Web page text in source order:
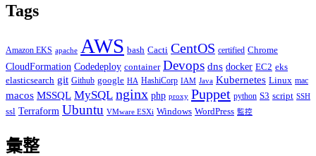
Tags
Amazon EKS apache AWS bash Cacti CentOS certified Chrome
CloudFormation Codedeploy container Devops dns docker EC2 eks
elasticsearch git Github google HA HashiCorp IAM Java Kubernetes Linux mac
macos MSSQL MySQL nginx php proxy Puppet python S3 script SSH
ssl Terraform Ubuntu VMware ESXi Windows WordPress 監控
彙整